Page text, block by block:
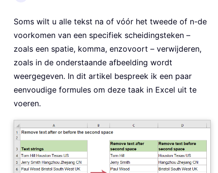
Soms wilt u alle tekst na of vóór het tweede of n-de
voorkomen van een specifiek scheidingsteken –
zoals een spatie, komma, enzovoort – verwijderen,
zoals in de onderstaande afbeelding wordt
weergegeven. In dit artikel bespreek ik een paar
eenvoudige formules om deze taak in Excel uit te
voeren.